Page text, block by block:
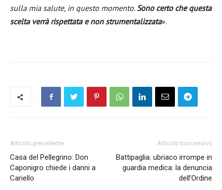
sulla mia salute, in questo momento. Sono certo che questa
scelta verrà rispettata e non strumentalizzata».
Articolo precedente
Casa del Pellegrino: Don
Caponigro chiede i danni a
Cariello
Articolo successivo
Battipaglia: ubriaco irrompe in
guardia medica: la denuncia
dell’Ordine